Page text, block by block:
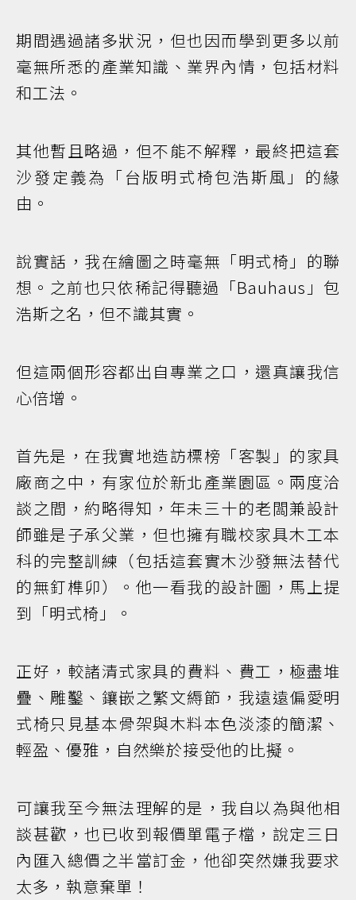
期間遇過諸多狀況，但也因而學到更多以前
毫無所悉的產業知識、業界內情，包括材料
和工法。
其他暫且略過，但不能不解釋，最終把這套
沙發定義為「台版明式椅包浩斯風」的緣
由。
說實話，我在繪圖之時毫無「明式椅」的聯
想。之前也只依稀記得聽過「Bauhaus」包
浩斯之名，但不識其實。
但這兩個形容都出自專業之口，還真讓我信
心倍增。
首先是，在我實地造訪標榜「客製」的家具
廠商之中，有家位於新北產業園區。兩度洽
談之間，約略得知，年未三十的老闆兼設計
師雖是子承父業，但也擁有職校家具木工本
科的完整訓練（包括這套實木沙發無法替代
的無釘榫卯）。他一看我的設計圖，馬上提
到「明式椅」。
正好，較諸清式家具的費料、費工，極盡堆
疊、雕鑿、鑲嵌之繁文縟節，我遠遠偏愛明
式椅只見基本骨架與木料本色淡漆的簡潔、
輕盈、優雅，自然樂於接受他的比擬。
可讓我至今無法理解的是，我自以為與他相
談甚歡，也已收到報價單電子檔，說定三日
內匯入總價之半當訂金，他卻突然嫌我要求
太多，執意棄單！